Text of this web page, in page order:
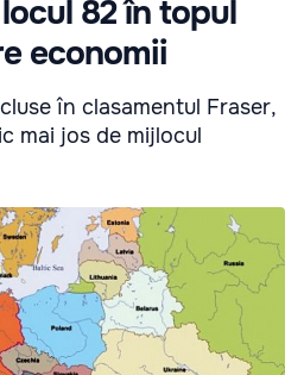
82 în topul
economii
în clasamentul Fraser,
mai jos de mijlocul